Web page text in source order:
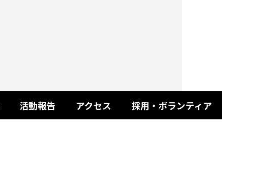
活動報告 アクセス 採用・ボランティア